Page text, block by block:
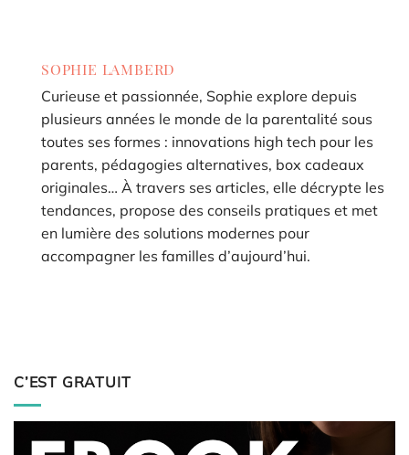
SOPHIE LAMBERD
Curieuse et passionnée, Sophie explore depuis
plusieurs années le monde de la parentalité sous
toutes ses formes : innovations high tech pour les
parents, pédagogies alternatives, box cadeaux
originales… À travers ses articles, elle décrypte les
tendances, propose des conseils pratiques et met
en lumière des solutions modernes pour
accompagner les familles d’aujourd’hui.
C’EST GRATUIT